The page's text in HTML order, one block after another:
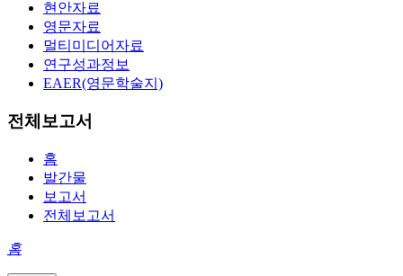
현안자료
영문자료
멀티미디어자료
연구성과정보
EAER(영문학술지)
전체보고서
홈
발간물
보고서
전체보고서
홈